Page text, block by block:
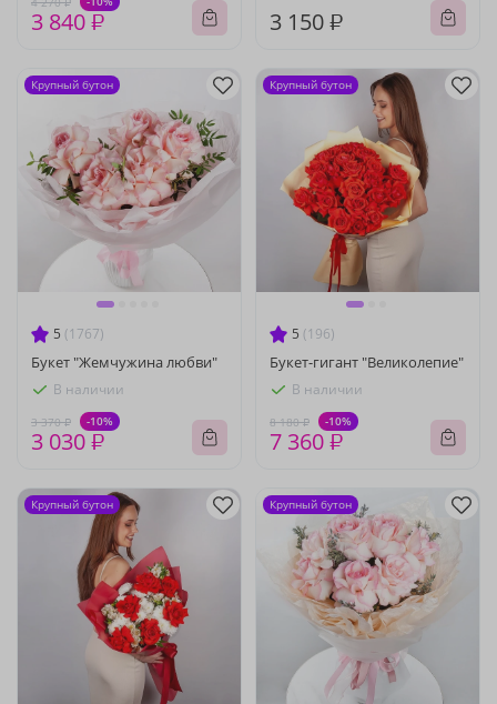
3 840 ₽ 3 150 ₽
5 (1767)
Букет "Жемчужина любви"
В наличии
3 370 ₽ -10%
3 030 ₽
Крупный бутон
5 (196)
Букет-гигант "Великолепие"
В наличии
8 180 ₽ -10%
7 360 ₽
Крупный бутон
Крупный бутон Крупный бутон